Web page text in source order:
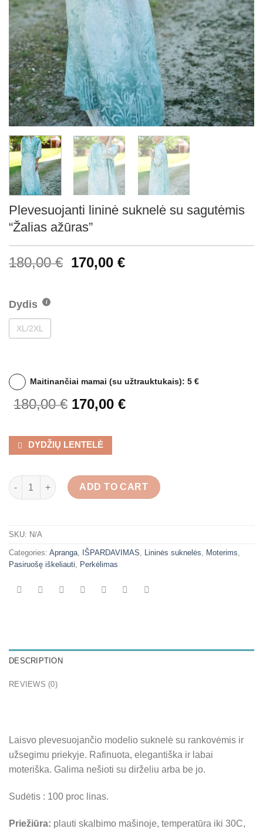
Plevesuojanti lininė suknelė su sagutėmis
“Žalias ažūras”
180,00€ 170,00€
Dydis
XL/2XL
Maitinančiai mamai (su užtrauktukais): 5 €
180,00€ 170,00 €
DYDŽIŲ LENTELĖ
Plevesuojanti lininė suknelė su sagutėmis “Žalias ažūras"
ADD TO CART
SKU: N/A
Categories: Apranga, IŠPARDAVIMAS, Lininės suknelės, Moterims,
Pasiruošę iškeliauti, Perkėlimas
DESCRIPTION
REVIEWS (0)
Laisvo plevesuojančio modelio suknelė su rankovėmis ir
užsegimu priekyje. Rafinuota, elegantiška ir labai
moteriška. Galima nešioti su dirželiu arba be jo.
Sudėtis : 100 proc linas.
Priežiūra: plauti skalbimo mašinoje, temperatūra iki 30C,